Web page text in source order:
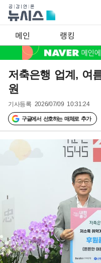
메인 랭킹
저축은행 업계, 여
원
기사등록 2026/07/09 10:31:24
구글에서 선호하는 매체로 추가